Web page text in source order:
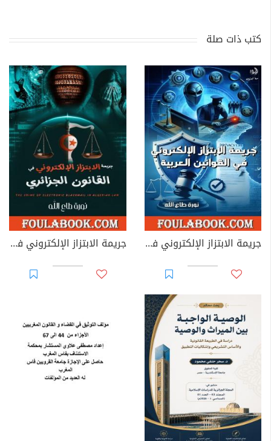
كتب ذات صلة
جريمة الابتزاز الإلكتروني في القوانين العربية جريمة الابتزاز الإلكتروني في القانون الجزائري